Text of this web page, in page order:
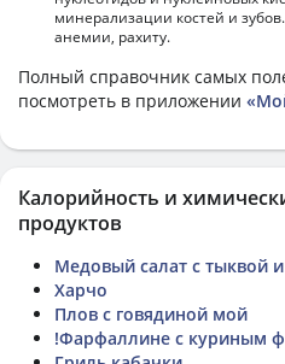
минерализации костей и
анемии, рахиту.
Полный справочник самых
посмотреть в приложении
Калорийность и
продуктов
Медовый салат с тыквой
Харчо
Плов с говядиной мой
!Фарфаллине с куриным